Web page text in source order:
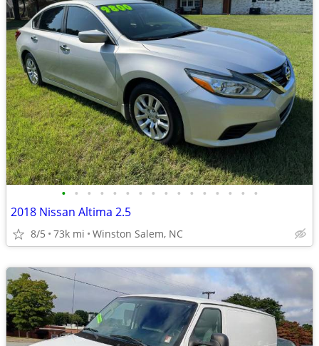
• • • • • • • • • • • • • • • •
2018 Nissan Altima 2.5
8/5 73k mi Winston Salem, NC